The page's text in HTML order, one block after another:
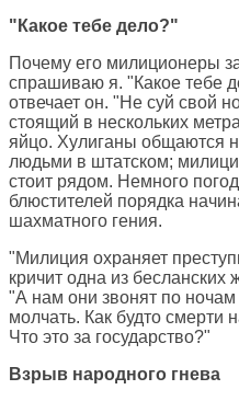
"Какое тебе дело?"
Почему его милиционеры
спрашиваю я. "Какое тебе
отвечает он. "Не суй свой
стоящий в нескольких
яйцо. Хулиганы общаются
людьми в штатском;
стоит рядом. Немного
блюстителей порядка
шахматного гения.
"Милиция охраняет
кричит одна из
"А нам они звонят по
молчать. Как будто смерти
Что это за государство?"
Взрыв народного гнева